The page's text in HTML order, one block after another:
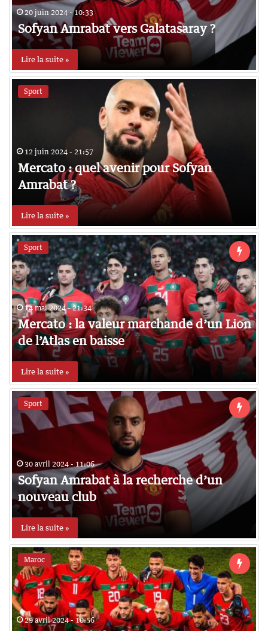
20 juin 2024 - 10:33
Sofyan Amrabat vers Galatasaray ?
Lire la suite »
Sport
12 juin 2024 - 21:57
Mercato : quel avenir pour Sofyan
Amrabat ?
Lire la suite »
Sport
14 mai 2024 - 21:34
Mercato : la valeur marchande d’un Lion
de l’Atlas en baisse
Lire la suite »
Sport
30 avril 2024 - 11:06
Sofyan Amrabat à la recherche d’un
nouveau club
Lire la suite »
Maroc
29 avril 2024 - 10:56